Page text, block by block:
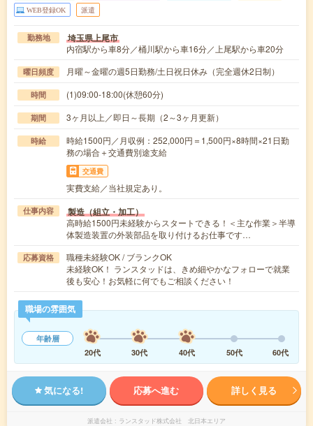
WEB登録OK 派遣
勤務地 埼玉県上尾市
内宿駅から車8分／桶川駅から車16分／上尾駅から車20分
曜日頻度 月曜～金曜の週5日勤務/土日祝日休み（完全週休2日制）
時間 (1)09:00-18:00(休憩60分)
期間 3ヶ月以上／即日～長期（2～3ヶ月更新）
時給
時給1500円／月収例：252,000円＝1,500円×8時間×21日勤
務の場合＋交通費別途支給
交通費
実費支給／当社規定あり。
仕事内容 製造（組立・加工）
高時給1500円未経験からスタートできる！＜主な作業＞半導
体製造装置の外装部品を取り付けるお仕事です…
応募資格
職種未経験OK / ブランクOK
未経験OK！ ランスタッドは、きめ細やかなフォローで就業
後も安心！お気軽に何でもご相談ください！
職場の雰囲気
年齢層
20代
30代 40代 50代 60代
気になる! 応募へ進む 詳しく見る
派遣会社 ランスタッド株式会社 北日本エリア